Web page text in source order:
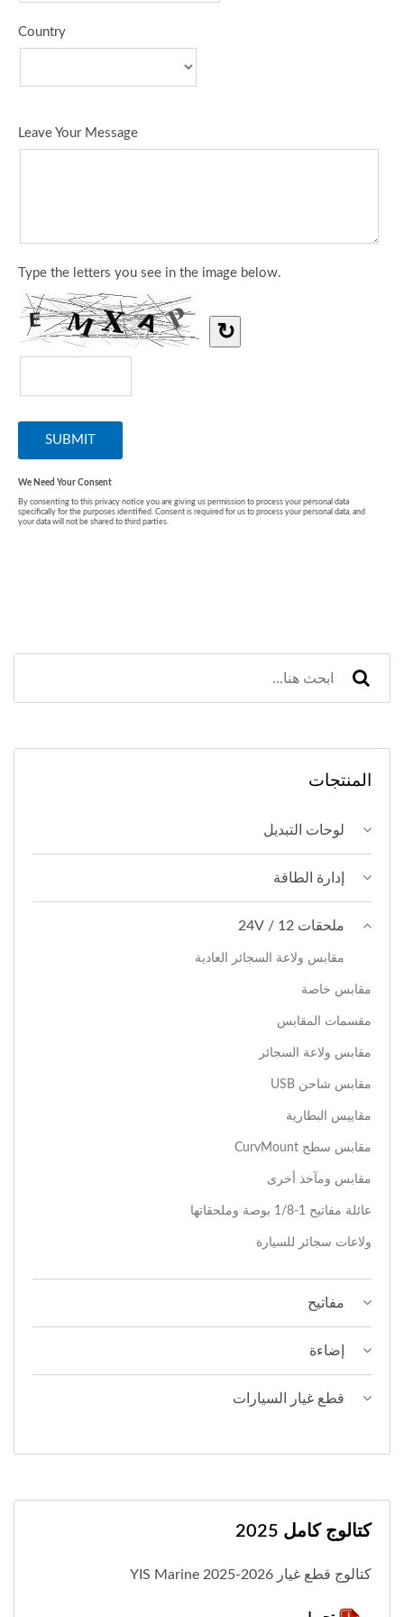
المنتجات
لوحات التبديل
إدارة الطاقة
ملحقات 12 / 24V
مقابس ولاعة السجائر العادية
مقابس خاصة
مقسمات المقابس
مقابس ولاعة السجائر
مقابس شاحن USB
مقاييس البطارية
مقابس سطح CurvMount
مقابس ومآخذ أخرى
عائلة مفاتيح 1-1/8 بوصة وملحقاتها
ولاعات سجائر للسيارة
مفاتيح
إضاءة
قطع غيار السيارات
كتالوج كامل 2025
كتالوج قطع غيار YIS Marine 2025-2026